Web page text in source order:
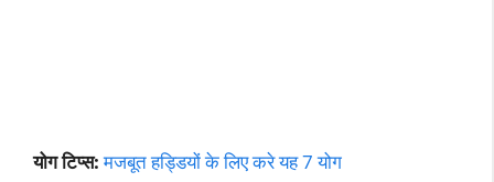
योग टिप्स: मजबूत हड्डियों के लिए करे यह 7 योग